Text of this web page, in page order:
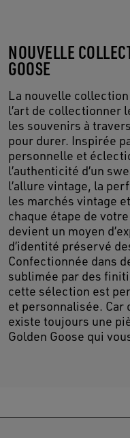
NOUVELLE
GOOSE
La nouvelle
l’art de collectionner
les souvenirs à
pour durer. Inspirée
personnelle et
l’authenticité d’un
l’allure vintage, la
les marchés vintage
chaque étape de
devient un moyen
d’identité préservé
Confectionnée dans
sublimée par des
cette sélection est
et personnalisée.
existe toujours une
Golden Goose qui